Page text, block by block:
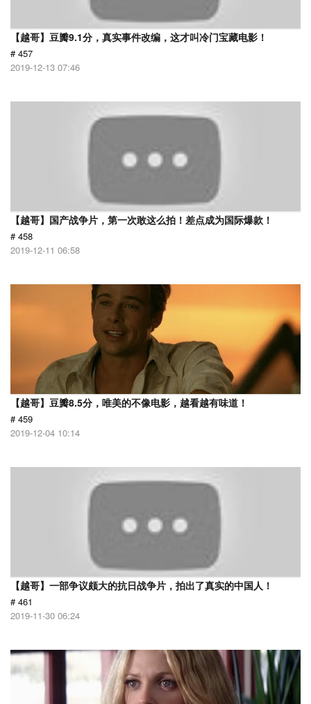
【越哥】豆瓣9.1分，真实事件改编，这才叫冷门宝藏电影！
# 457
2019-12-13 07:46
【越哥】国产战争片，第一次敢这么拍！差点成为国际爆款！
# 458
2019-12-11 06:58
【越哥】豆瓣8.5分，唯美的不像电影，越看越有味道！
# 459
2019-12-04 10:14
【越哥】一部争议颇大的抗日战争片，拍出了真实的中国人！
# 461
2019-11-30 06:24